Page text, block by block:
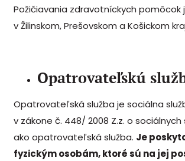
Požičiavania zdravotníckych pomôcok
v Žilinskom, Prešovskom a Košickom
Opatrovateľskú
Opatrovateľská služba je sociálna
v zákone č. 448/ 2008 Z.z. o sociálnych
ako opatrovateľská služba. Je
fyzickým osobám, ktoré sú na jej